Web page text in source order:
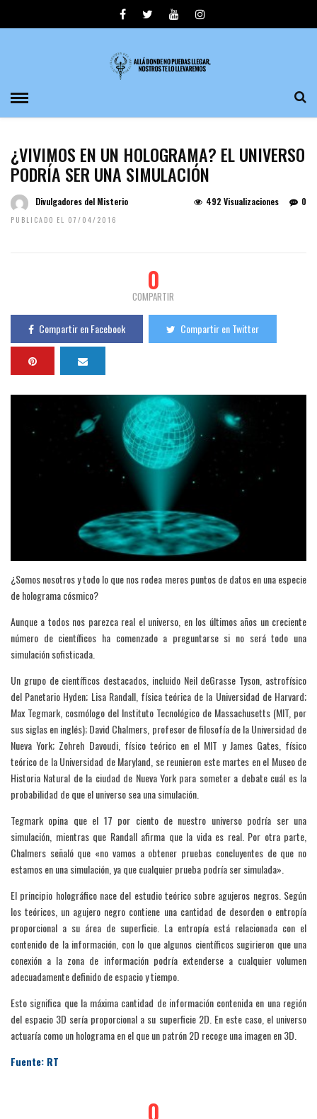
¿VIVIMOS EN UN HOLOGRAMA? EL UNIVERSO
PODRÍA SER UNA SIMULACIÓN
Divulgadores del Misterio
PUBLICADO EL 07/04/2016
0
492 Visualizaciones
0
COMPARTIR
Compartir en Facebook Compartir en Twitter
¿Somos nosotros y todo lo que nos rodea meros puntos de datos en una especie
de holograma cósmico?
Aunque a todos nos parezca real el universo, en los últimos años un creciente
número de científicos ha comenzado a preguntarse si no será todo una
simulación sofisticada.
Un grupo de científicos destacados, incluido Neil deGrasse Tyson, astrofísico
del Panetario Hyden; Lisa Randall, física teórica de la Universidad de Harvard;
Max Tegmark, cosmólogo del Instituto Tecnológico de Massachusetts (MIT, por
sus siglas en inglés); David Chalmers, profesor de filosofía de la Universidad de
Nueva York; Zohreh Davoudi, físico teórico en el MIT y James Gates, físico
teórico de la Universidad de Maryland, se reunieron este martes en el Museo de
Historia Natural de la ciudad de Nueva York para someter a debate cuál es la
probabilidad de que el universo sea una simulación.
Tegmark opina que el 17 por ciento de nuestro universo podría ser una
simulación, mientras que Randall afirma que la vida es real. Por otra parte,
Chalmers señaló que «no vamos a obtener pruebas concluyentes de que no
estamos en una simulación, ya que cualquier prueba podría ser simulada».
El principio holográfico nace del estudio teórico sobre agujeros negros. Según
los teóricos, un agujero negro contiene una cantidad de desorden o entropía
proporcional a su área de superficie. La entropía está relacionada con el
contenido de la información, con lo que algunos científicos sugirieron que una
conexión a la zona de información podría extenderse a cualquier volumen
adecuadamente definido de espacio y tiempo.
Esto significa que la máxima cantidad de información contenida en una región
del espacio 3D sería proporcional a su superficie 2D. En este caso, el universo
actuaría como un holograma en el que un patrón 2D recoge una imagen en 3D.
Fuente: RT
0